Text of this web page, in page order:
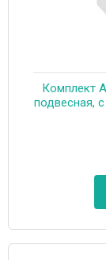
Комплект
подвесная,